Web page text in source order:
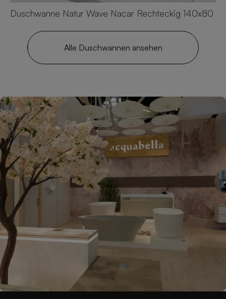
Duschwanne Natur Wave Nacar Rechteckig 140x80
Alle Duschwannen ansehen